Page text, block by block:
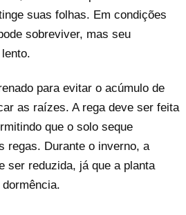
suas folhas. Em condições
sobreviver, mas seu
para evitar o acúmulo de
as raízes. A rega deve ser feita
que o solo seque
regas. Durante o inverno, a
ser reduzida, já que a planta